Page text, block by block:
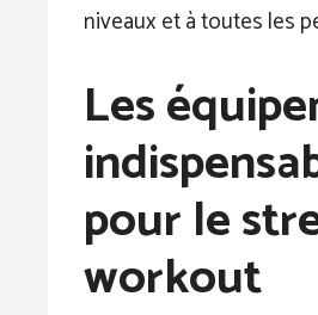
niveaux et à toutes les
Les
pour le
workout